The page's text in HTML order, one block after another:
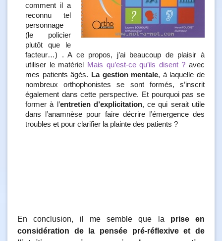
comment il a
reconnu tel
personnage
(le policier
plutôt que le
facteur…) . A ce propos, j’ai beaucoup de plaisir à
utiliser le matériel Mais qu’est-ce qu’ils disent ? avec
mes patients âgés. La gestion mentale, à laquelle de
nombreux orthophonistes se sont formés, s’inscrit
également dans cette perspective. Et pourquoi pas se
former à l’entretien d’explicitation, ce qui serait utile
dans l’anamnèse pour faire décrire l’émergence des
troubles et pour clarifier la plainte des patients ?
En conclusion, il me semble que la prise en
considération de la pensée pré-réflexive et de